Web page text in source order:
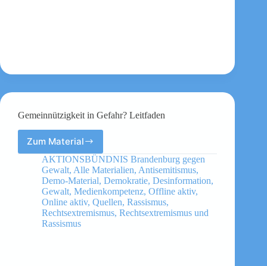
Gemeinnützigkeit in Gefahr? Leitfaden
Zum MaterialGemeinnützigkeit
in
Gefahr?
Leitfaden
AKTIONSBÜNDNIS Brandenburg gegen
Gewalt, Alle Materialien, Antisemitismus,
Demo-Material, Demokratie, Desinformation,
Gewalt, Medienkompetenz, Offline aktiv,
Online aktiv, Quellen, Rassismus,
Rechtsextremismus, Rechtsextremismus und
Rassismus